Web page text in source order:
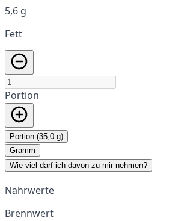
5,6 g
Fett
Portion
Portion (35,0 g)
Gramm
Wie viel darf ich davon zu mir nehmen?
Nährwerte
Brennwert